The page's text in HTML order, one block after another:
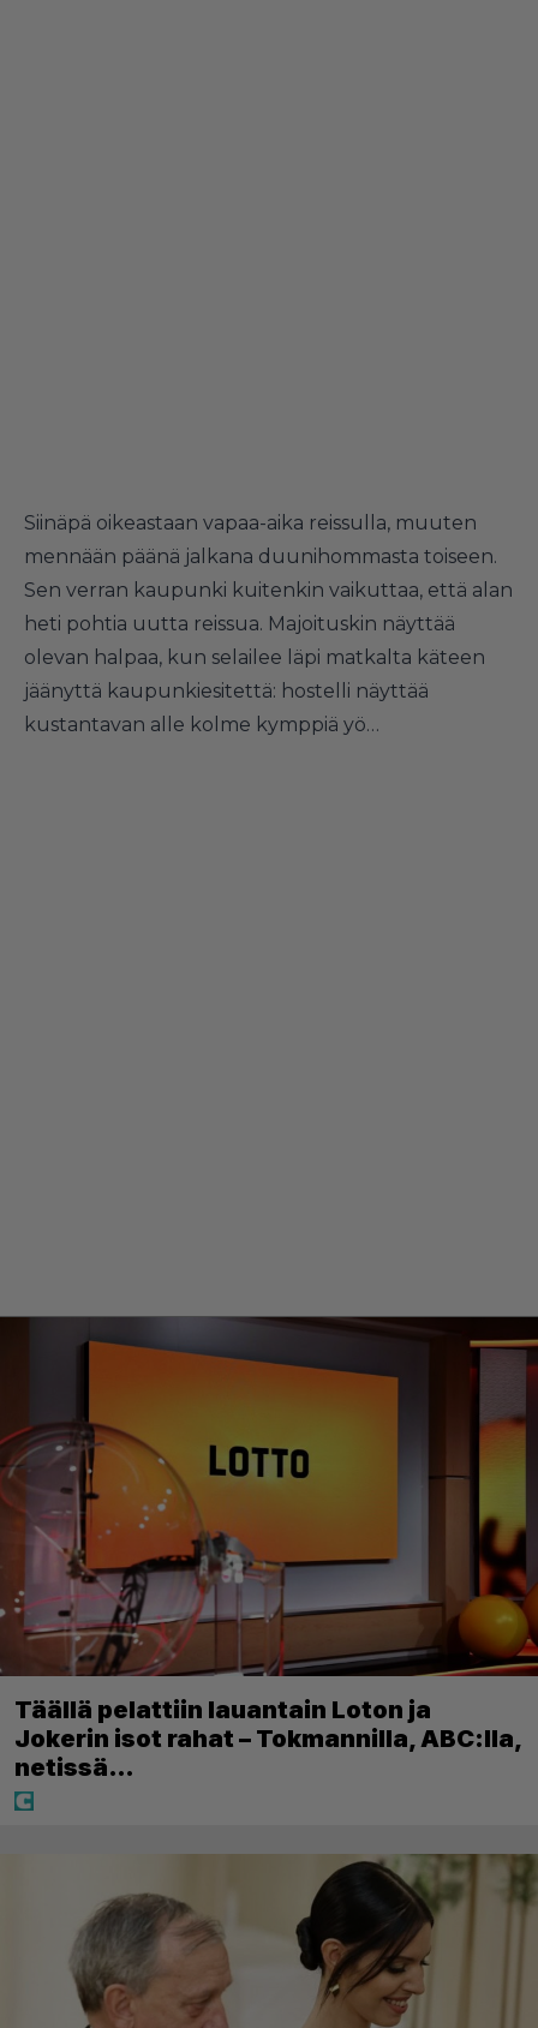
Siinäpä oikeastaan vapaa-aika reissulla, muuten
mennään päänä jalkana duunihommasta toiseen.
Sen verran kaupunki kuitenkin vaikuttaa, että alan
heti pohtia uutta reissua. Majoituskin näyttää
olevan halpaa, kun selailee läpi matkalta käteen
jäänyttä kaupunkiesitettä: hostelli näyttää
kustantavan alle kolme kymppiä yö…
Täällä pelattiin lauantain Loton ja
Jokerin isot rahat – Tokmannilla, ABC:lla,
netissä…